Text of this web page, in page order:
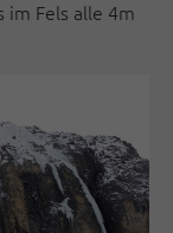
im Fels alle 4m